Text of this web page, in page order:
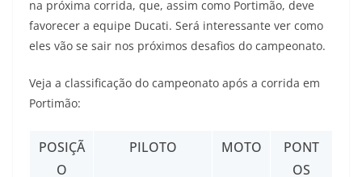
na próxima corrida, que, assim como Portimão, deve
favorecer a equipe Ducati. Será interessante ver como
eles vão se sair nos próximos desafios do campeonato.
Veja a classificação do campeonato após a corrida em
Portimão:
POSIÇÃ
O
PILOTO MOTO
PONT
OS